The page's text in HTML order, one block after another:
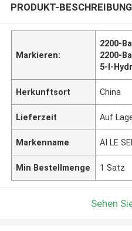
PRODUKT-BESCHREIBUNG
Markieren:
2200-
2200-
5-l-
Herkunftsort China
Lieferzeit Auf
Markenname AI LE
Min Bestellmenge 1 Satz
Sehen